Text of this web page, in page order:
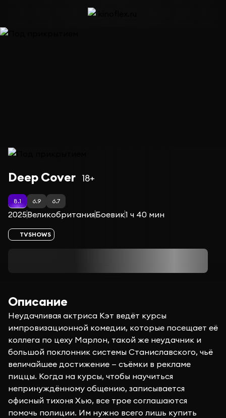
Фильм Под прикрытием
Deep Cover 18+
8.1 6.9 6.7
2025ВеликобританияБоевик1 ч 40 мин
TVSHOWS
Описание
Неудачливая актриса Кэт ведёт курсы
импровизационной комедии, которые посещает её
коллега по цеху Марлон, такой же неудачник и
большой поклонник системы Станиславского, чьё
величайшее достижение — съёмки в рекламе
пиццы. Когда на курсы, чтобы научиться
непринуждённому общению, записывается
офисный тихоня Хью, все трое соглашаются
помочь полиции. Им нужно всего лишь купить